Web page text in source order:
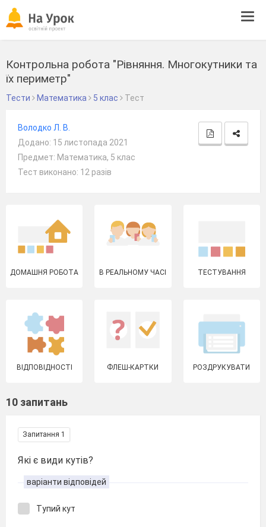
Контрольна робота "Рівняння. Многокутники та
їх периметр"
Тести Математика 5 клас Тест
Володко Л. В.
Додано: 15 листопада 2021
Предмет: Математика, 5 клас
Тест виконано: 12 разів
ДОМАШНЯ РОБОТА В РЕАЛЬНОМУ ЧАСІ ТЕСТУВАННЯ
ВІДПОВІДНОСТІ ФЛЕШ-КАРТКИ РОЗДРУКУВАТИ
10 запитань
Запитання 1
Які є види кутів?
варіанти відповідей
Тупий кут